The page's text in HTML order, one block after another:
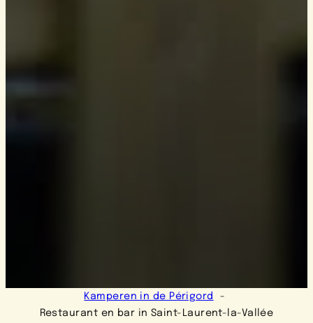
Kamperen in de Périgord
Restaurant en bar in Saint-Laurent-la-Vallée